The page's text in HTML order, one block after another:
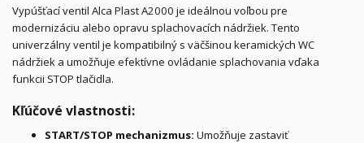
Vypúšťací ventil Alca Plast A2000 je ideálnou voľbou pre
modernizáciu alebo opravu splachovacích nádržiek. Tento
univerzálny ventil je kompatibilný s väčšinou keramických WC
nádržiek a umožňuje efektívne ovládanie splachovania vďaka
funkcii STOP tlačidla.
Kľúčové vlastnosti:
START/STOP mechanizmus: Umožňuje zastaviť